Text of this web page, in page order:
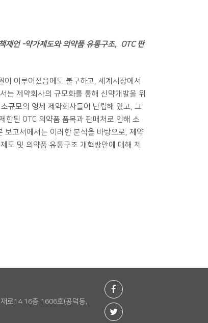
제언 -약가제도와 의약품 유통구조, OTC 판
이루어졌음에도 불구하고, 세계시장에서
는 제약회사의 규모화를 통해 신약개발을 위
규모의 영세 제약회사들이 난립해 있고, 그
한된 OTC 의약품 품목과 판매처로 인해 소
보고서에서는 이러한 분석을 바탕으로, 제약
도 및 의약품 유통구조 개혁방안에 대해 제
로14 16층 1606호(공덕동,